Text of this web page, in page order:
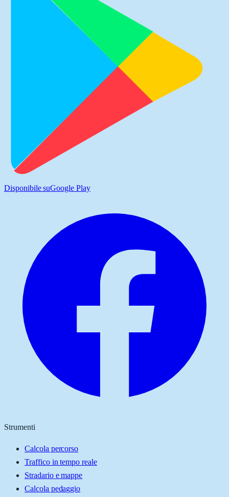
Disponibile suGoogle Play
Strumenti
Calcola percorso
Traffico in tempo reale
Stradario e mappe
Calcola pedaggio